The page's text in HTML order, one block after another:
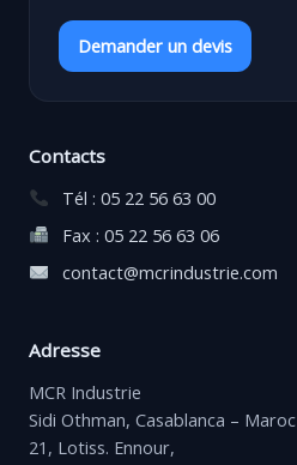
Demander un devis
Contacts
Tél : 05 22 56 63 00
Fax : 05 22 56 63 06
contact@mcrindustrie.com
Adresse
MCR Industrie
Sidi Othman, Casablanca – Maroc
21, Lotiss. Ennour,